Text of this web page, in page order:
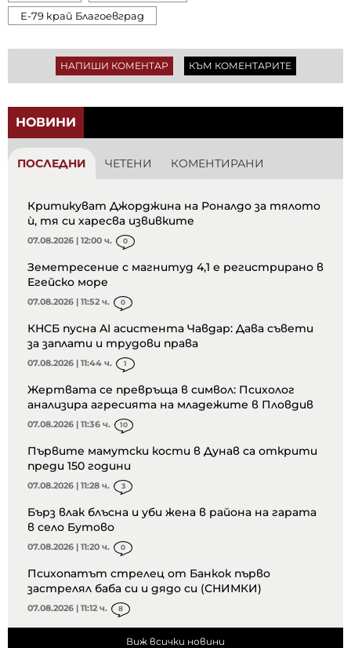
Е-79 край Благоевград
НАПИШИ КОМЕНТАР КЪМ КОМЕНТАРИТЕ
НОВИНИ
ПОСЛЕДНИ ЧЕТЕНИ КОМЕНТИРАНИ
Критикуват Джорджина на Роналдо за тялото
ѝ, тя си харесва извивките
07.08.2026 | 12:00 ч. 0
Земетресение с магнитуд 4,1 е регистрирано в
Егейско море
07.08.2026 | 11:52 ч. 0
КНСБ пусна AI асистента Чавдар: Дава съвети
за заплати и трудови права
07.08.2026 | 11:44 ч. 1
Жертвата се превръща в символ: Психолог
анализира агресията на младежите в Пловдив
07.08.2026 | 11:36 ч. 10
Първите мамутски кости в Дунав са открити
преди 150 години
07.08.2026 | 11:28 ч. 3
Бърз влак блъсна и уби жена в района на гарата
в село Бутово
07.08.2026 | 11:20 ч. 0
Психопатът стрелец от Банкок първо
застрелял баба си и дядо си (СНИМКИ)
07.08.2026 | 11:12 ч. 8
Виж всички новини